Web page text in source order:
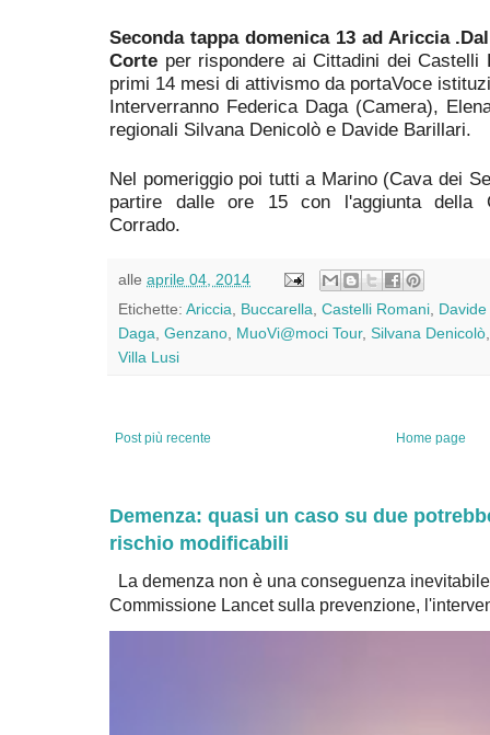
Seconda tappa domenica 13 ad Ariccia
Corte per rispondere ai Cittadini dei
primi 14 mesi di attivismo da portaVoce
Interverranno Federica Daga (Camera),
regionali Silvana Denicolò e Davide Barillari.
Nel pomeriggio poi tutti a Marino (Cava dei
partire dalle ore 15 con l'aggiunta della
Corrado.
alle aprile 04, 2014
Etichette: Ariccia Buccarella Castelli Romani
Daga Genzano MuoVi@moci Tour, Silvana Denicolò
Villa Lusi
Post più recente Home page
Demenza: quasi un caso su due
rischio modificabili
La demenza non è una conseguenza
Commissione Lancet sulla prevenzione,